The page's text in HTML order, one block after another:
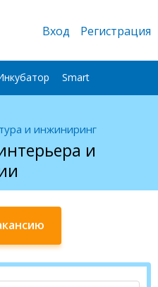
и инжиниринг
и
Вход Регистрация
Smart